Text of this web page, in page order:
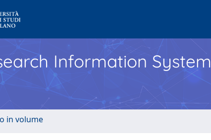
Information System
in volume